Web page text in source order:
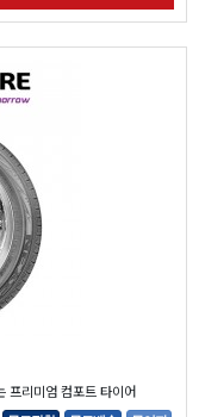
프리미엄 컴포트 타이어